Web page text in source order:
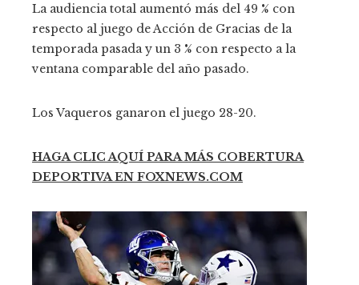
La audiencia total aumentó más del 49 % con
respecto al juego de Acción de Gracias de la
temporada pasada y un 3 % con respecto a la
ventana comparable del año pasado.
Los Vaqueros ganaron el juego 28-20.
HAGA CLIC AQUÍ PARA MÁS COBERTURA
DEPORTIVA EN FOXNEWS.COM